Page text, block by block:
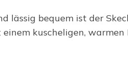
lässig bequem ist der
kuscheligen,